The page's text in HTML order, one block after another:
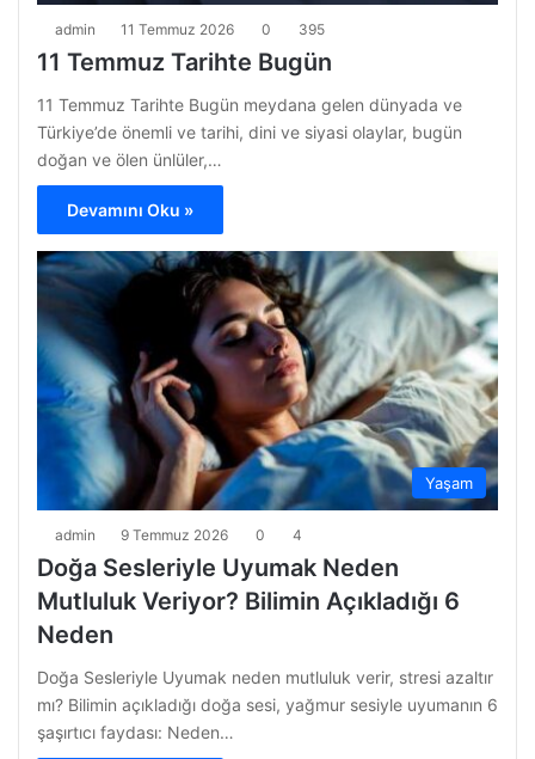
admin 11 Temmuz 2026 0 395
11 Temmuz Tarihte Bugün
11 Temmuz Tarihte Bugün meydana gelen dünyada ve
Türkiye’de önemli ve tarihi, dini ve siyasi olaylar, bugün
doğan ve ölen ünlüler,…
Devamını Oku »
Yaşam
admin 9 Temmuz 2026 0 4
Doğa Sesleriyle Uyumak Neden
Mutluluk Veriyor? Bilimin Açıkladığı 6
Neden
Doğa Sesleriyle Uyumak neden mutluluk verir, stresi azaltır
mı? Bilimin açıkladığı doğa sesi, yağmur sesiyle uyumanın 6
şaşırtıcı faydası: Neden…